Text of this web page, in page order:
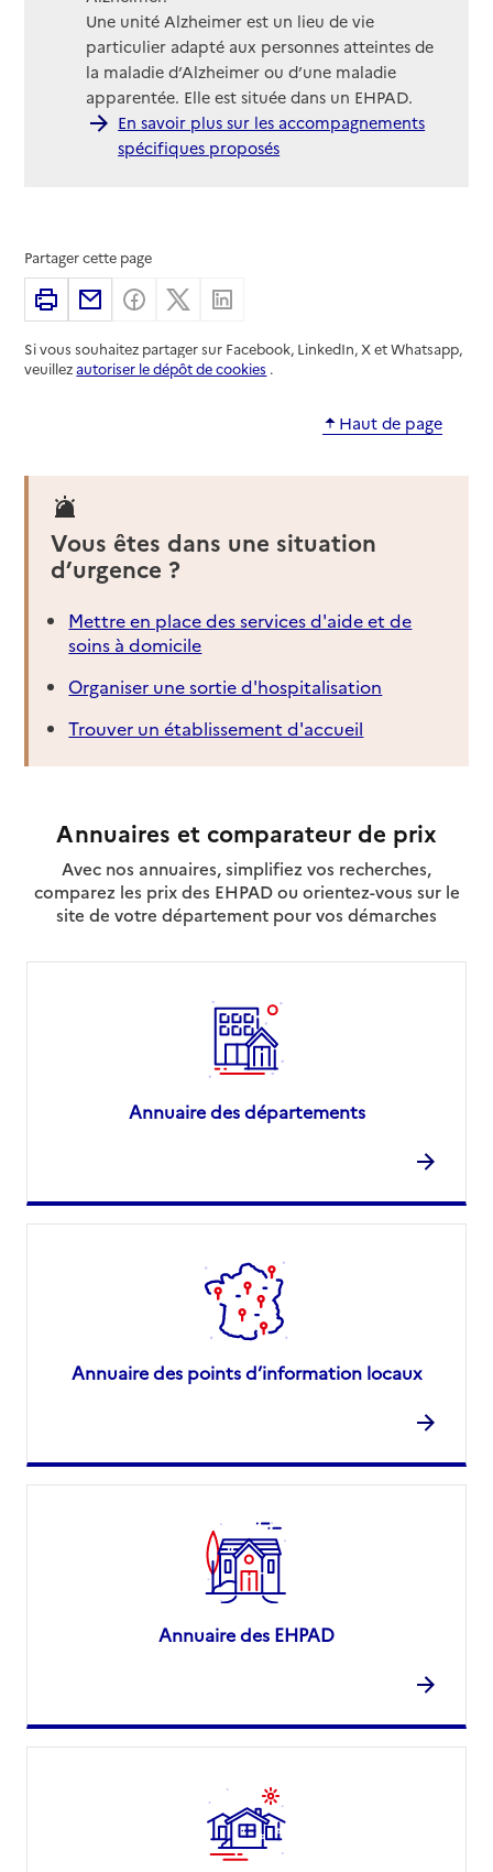
Une unité Alzheimer est un lieu de vie
particulier adapté aux personnes atteintes de
la maladie d’Alzheimer ou d’une maladie
apparentée. Elle est située dans un EHPAD.
En savoir plus sur les accompagnements
spécifiques proposés
Partager cette page
ImprimerPartager par email
Partager sur Facebook
Partager sur X
Si vous souhaitez partager sur Facebook, LinkedIn, X et Whatsapp,
veuillezautoriser le dépôt de cookies .
Haut de page
Vous êtes dans une situation
d’urgence ?
Mettre en place des services d'aide et de
soins à domicile
Organiser une sortie d'hospitalisation
Trouver un établissement d'accueil
Annuaires et comparateur de prix
Avec nos annuaires, simplifiez vos recherches,
comparez les prix des EHPAD ou orientez-vous sur le
site de votre département pour vos démarches
Annuaire des départements
Annuaire des points d’information locaux
Annuaire des EHPAD